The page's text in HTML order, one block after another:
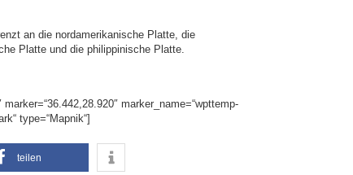
an die nordamerikanische Platte, die
Platte und die philippinische Platte.
marker=“36.442,28.920″ marker_name=“wpttemp-
type=“Mapnik“]
teilen